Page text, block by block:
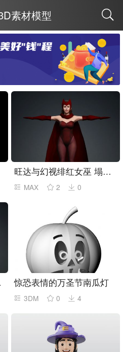
素材模型
旺达与幻视绯红女巫 塌陷模型
MAX 2 0
物 惊恐表情的万圣节南瓜灯
3DM 0 4
取消